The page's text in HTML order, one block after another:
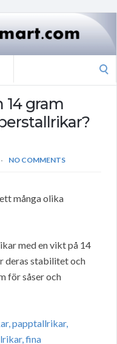
14 gram
NO COMMENTS
många olika
med en vikt på 14
deras stabilitet och
för såser och